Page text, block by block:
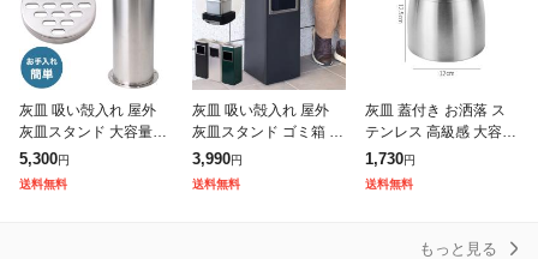
灰皿 吸い殻入れ 屋外
灰皿スタンド 大容量
【吸い殻以外捨てにく
い設計】 丸洗い可能 ス
テンレス ステンレス製
5,300円
送料無料
灰皿 吸い殻入れ 屋外
灰皿スタンド ゴミ箱 大
容量 【ゴミ箱付き灰皿
スタンド】 丸洗い可能
ステンレス 角型 はいざ
3,990円
送料無料
灰皿 蓋付き お洒落 ス
テンレス 高級感 大容量
車載 屋外 自宅用 タバ
コ 防臭 飲食店 オフィ
ス 滑り止め 誕生日 プ
1,730円
送料無料
もっと見る